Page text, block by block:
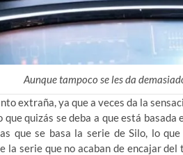
Aunque tampoco se les da
extraña, ya que a veces da la
quizás se deba a que está
que se basa la serie de Silo, lo
la serie que no acaban de encajar